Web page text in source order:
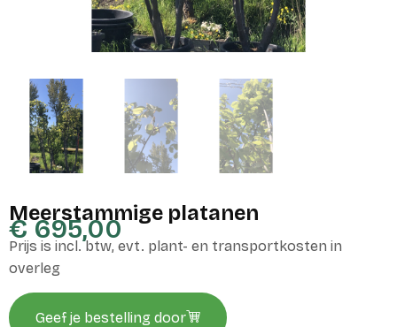
Meerstammige platanen
€695,00
Prijs is incl. btw, evt. plant- en transportkosten in
overleg
Geef je bestelling door